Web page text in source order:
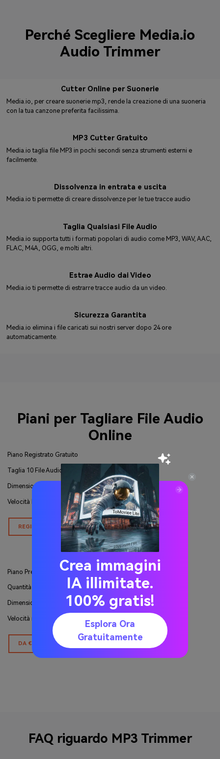
Perché Scegliere Media.io
Audio Trimmer
Cutter Online per Suonerie
Media.io, per creare suonerie mp3, rende la creazione di una suoneria
con la tua canzone preferita facilissima.
MP3 Cutter Gratuito
Media.io taglia file MP3 in pochi secondi senza strumenti esterni e
facilmente.
Dissolvenza in entrata e uscita
Media.io ti permette di creare dissolvenze per le tue tracce audio
Taglia Qualsiasi File Audio
Media.io supporta tutti i formati popolari di audio come MP3, WAV, AAC,
FLAC, M4A, OGG, e molti altri.
Estrae Audio dai Video
Media.io ti permette di estrarre tracce audio da un video.
Sicurezza Garantita
Media.io elimina i file caricati sui nostri server dopo 24 ore
automaticamente.
Piani per Tagliare File Audio
Online
Piano Registrato Gratuito
Taglia 10 File Audio
Dimensione Massima: 100MB / Ciascuno
Velocità Normale
REGISTRAZIONE GRATUITA
Piano Premium
Quantità di Video Illimitata
Dimensione Massima: 100MB ciascuno
Velocità normale
DA €2.95 / AL MESE
FAQ riguardo MP3 Trimmer
Crea immagini
IA illimitate.
100% gratis!
Esplora Ora
Gratuitamente